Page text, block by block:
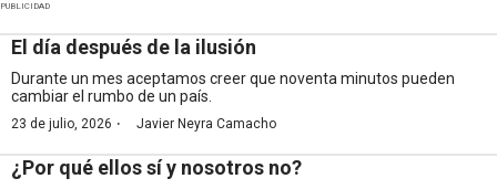
PUBLICIDAD
El día después de la ilusión
Durante un mes aceptamos creer que noventa minutos pueden
cambiar el rumbo de un país.
23 de julio, 2026 · Javier Neyra Camacho
¿Por qué ellos sí y nosotros no?